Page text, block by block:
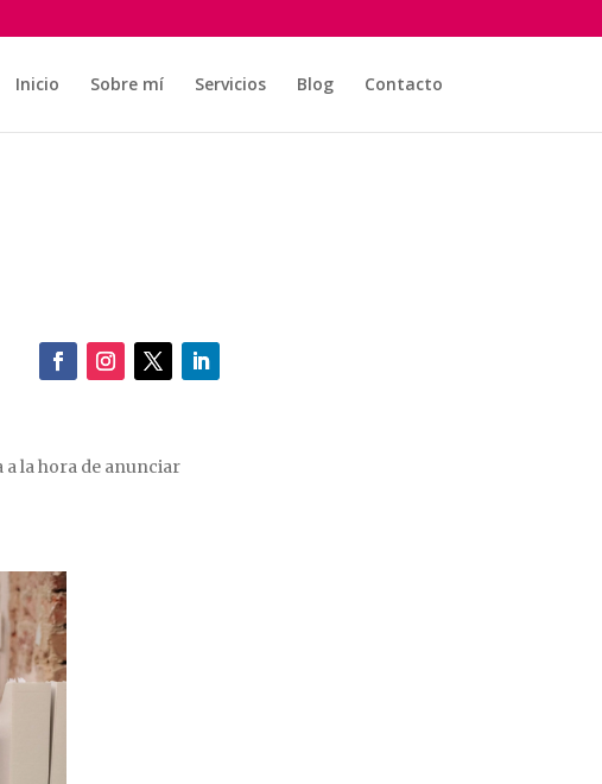
Inicio Sobre mí Servicios Blog Contacto
a la hora de anunciar